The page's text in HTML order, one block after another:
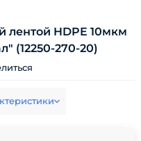
лентой HDPE 10мкм
(12250-270-20)